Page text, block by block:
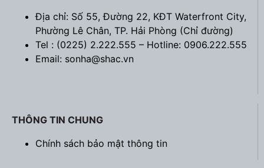
Địa chỉ: Số 55, Đường 22, KĐT Waterfront City,
Phường Lê Chân, TP. Hải Phòng (Chỉ đường)
Tel : (0225) 2.222.555 – Hotline: 0906.222.555
Email: sonha@shac.vn
THÔNG TIN CHUNG
Chính sách bảo mật thông tin